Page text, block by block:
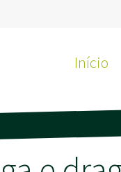
Início